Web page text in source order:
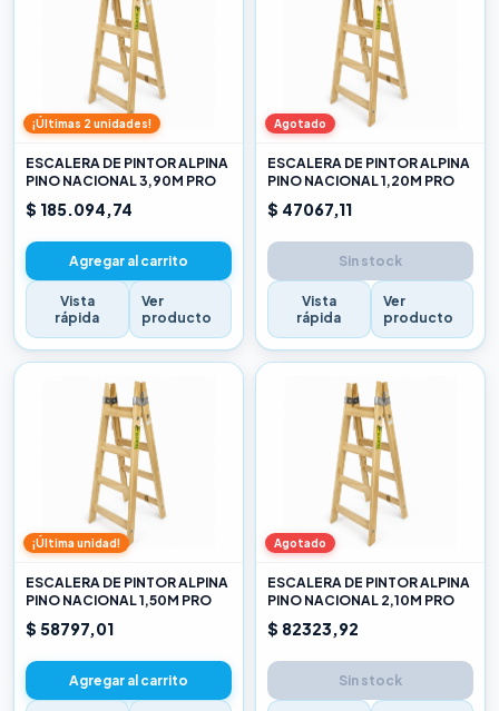
¡Últimas 2 unidades!
ESCALERA DE PINTOR ALPINA
PINO NACIONAL 3,90M PRO
$ 185.094,74
Agregar al carrito
Vista
rápida
Ver
producto
Agotado
ESCALERA DE PINTOR ALPINA
PINO NACIONAL 1,20M PRO
$ 47067,11
Sin stock
Vista
rápida
Ver
producto
¡Última unidad!
ESCALERA DE PINTOR ALPINA
PINO NACIONAL 1,50M PRO
$ 58797,01
Agregar al carrito
Agotado
ESCALERA DE PINTOR ALPINA
PINO NACIONAL 2,10M PRO
$ 82323,92
Sin stock